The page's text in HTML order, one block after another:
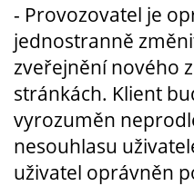
- Provozovatel je
jednostranně
zveřejnění nového
stránkách. Klient
vyrozuměn
nesouhlasu
uživatel oprávněn